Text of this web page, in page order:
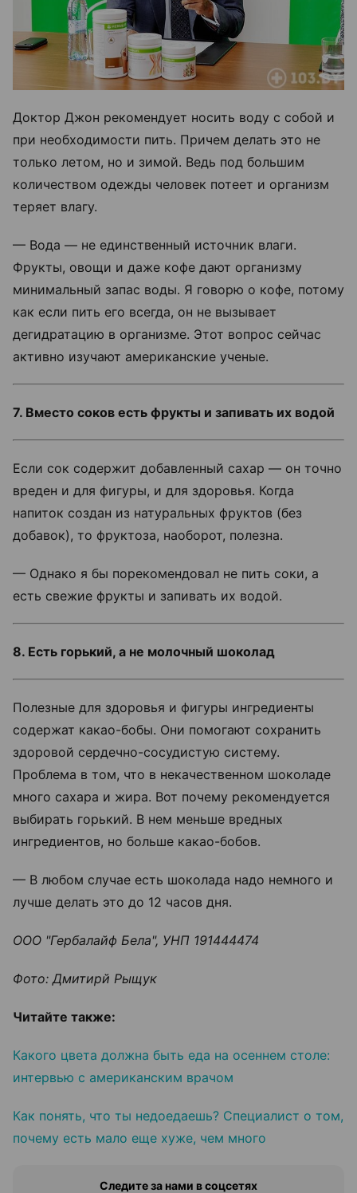
Доктор Джон рекомендует носить воду с собой и
при необходимости пить. Причем делать это не
только летом, но и зимой. Ведь под большим
количеством одежды человек потеет и организм
теряет влагу.
— Вода — не единственный источник влаги.
Фрукты, овощи и даже кофе дают организму
минимальный запас воды. Я говорю о кофе, потому
как если пить его всегда, он не вызывает
дегидратацию в организме. Этот вопрос сейчас
активно изучают американские ученые.
7. Вместо соков есть фрукты и запивать их водой
Если сок содержит добавленный сахар — он точно
вреден и для фигуры, и для здоровья. Когда
напиток создан из натуральных фруктов (без
добавок), то фруктоза, наоборот, полезна.
— Однако я бы порекомендовал не пить соки, а
есть свежие фрукты и запивать их водой.
8. Есть горький, а не молочный шоколад
Полезные для здоровья и фигуры ингредиенты
содержат какао-бобы. Они помогают сохранить
здоровой сердечно-сосудистую систему.
Проблема в том, что в некачественном шоколаде
много сахара и жира. Вот почему рекомендуется
выбирать горький. В нем меньше вредных
ингредиентов, но больше какао-бобов.
— В любом случае есть шоколада надо немного и
лучше делать это до 12 часов дня.
ООО "Гербалайф Бела", УНП 191444474
Фото: Дмитирй Рыщук
Читайте также:
Какого цвета должна быть еда на осеннем столе:
интервью с американским врачом
Как понять, что ты недоедаешь? Специалист о том,
почему есть мало еще хуже, чем много
Следите за нами в соцсетях